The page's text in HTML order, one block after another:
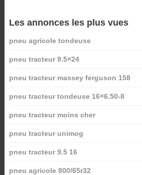
Les annonces les plus vues
pneu agricole tondeuse
pneu tracteur 9.5×24
pneu tracteur massey ferguson 158
pneu tracteur tondeuse 16×6.50-8
pneu tracteur moins cher
pneu tracteur unimog
pneu tracteur 9.5 16
pneu agricole 800/65r32